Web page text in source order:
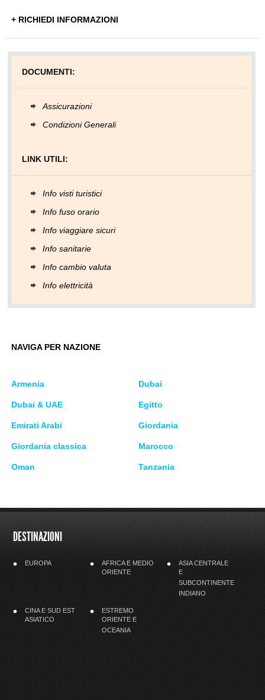
+ RICHIEDI INFORMAZIONI
DOCUMENTI:
Assicurazioni
Condizioni Generali
LINK UTILI:
Info visti turistici
Info fuso orario
Info viaggiare sicuri
Info sanitarie
Info cambio valuta
Info elettricità
NAVIGA PER NAZIONE
Armenia Dubai
Dubai & UAE Egitto
Emirati Arabi Giordania
Giordania classica Marocco
Oman Tanzania
DESTINAZIONI
EUROPA AFRICA E MEDIO
ORIENTE
ASIA CENTRALE
E
SUBCONTINENTE
INDIANO
CINA E SUD EST
ASIATICO
ESTREMO
ORIENTE E
OCEANIA